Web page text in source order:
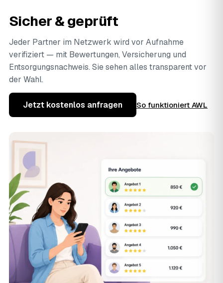
Sicher & geprüft
Jeder Partner im Netzwerk wird vor Aufnahme
verifiziert — mit Bewertungen, Versicherung und
Entsorgungsnachweis. Sie sehen alles transparent vor
der Wahl.
Jetzt kostenlos anfragen So funktioniert AWL